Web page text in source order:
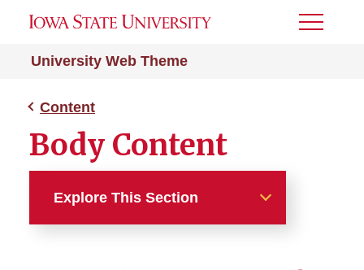
University Web Theme
Toggle
Content
Body Content
Explore This Section